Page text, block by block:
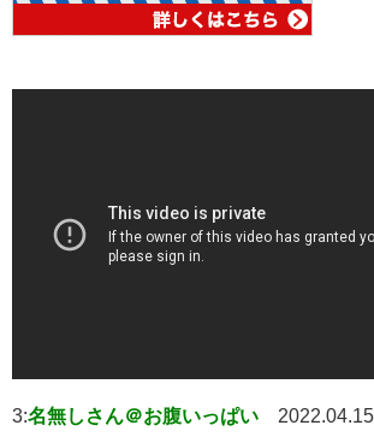
3:名無しさん＠お腹いっぱい